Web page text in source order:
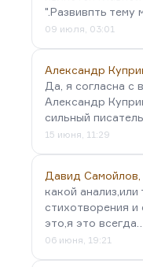
".Развивпть тему
09 июля, 03:01
Александр
Да, я согласна с
Александр
сильный
15 июня, 11:29
Давид Самойлов,
какой
стихотворения
это,я это всегда…
06 июня, 19:21